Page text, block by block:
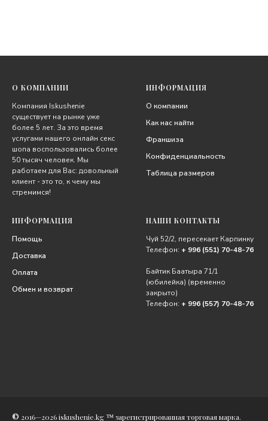
О КОМПАНИИ
Компания Iskushenie
существует на рынке уже
более 5 лет. За это время
услугами нашего онлайн секс
шопа воспользовались более
50 тысяч человек. Мы
работаем для Вас: довольный
клиент - это то, к чему мы
стремимся!
ИНФОРМАЦИЯ
О компании
Как нас найти
Франшиза
Конфиденциальность
Таблица размеров
ИНФОРМАЦИЯ
Помощь
Доставка
Оплата
Обмен и возврат
НАШИ КОНТАКТЫ
Чуй 52/2, пересекает Карпинку
Телефон: + 996 (551) 70-48-76
Байтик Баатыра 71/1
(юбилейка) (временно
закрыто)
Телефон: + 996 (557) 70-48-76
© 2016—2026 iskushenie.kg ™ зарегистрированная торговая марка.